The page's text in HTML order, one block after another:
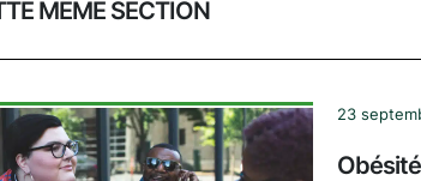
MÊME SECTION
23